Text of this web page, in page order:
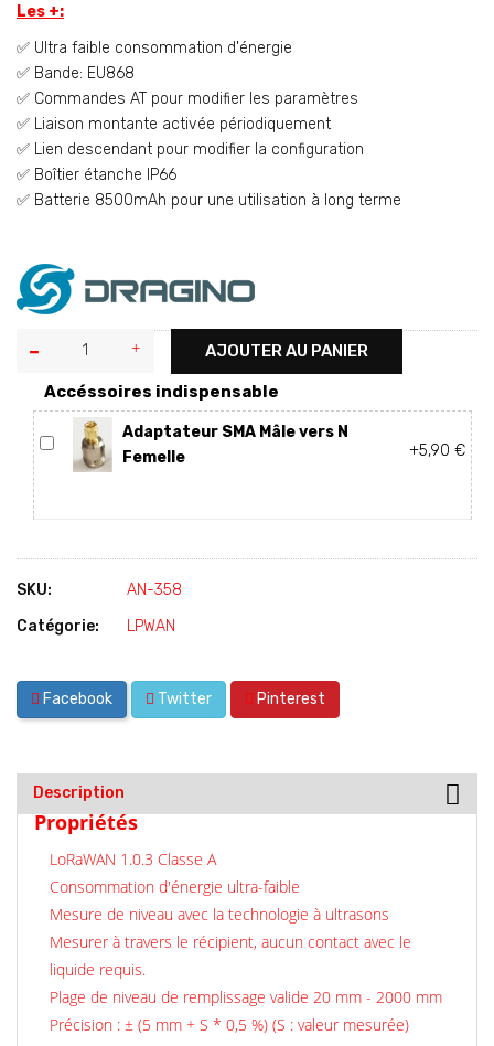
Les +:
✅ Ultra faible consommation d'énergie
✅ Bande: EU868
✅ Commandes AT pour modifier les paramètres
✅ Liaison montante activée périodiquement
✅ Lien descendant pour modifier la configuration
✅ Boîtier étanche IP66
✅ Batterie 8500mAh pour une utilisation à long terme
AJOUTER AU PANIER
Accéssoires indispensable
Adaptateur SMA Mâle vers N
Femelle
+5,90 €
SKU:
AN-358
Catégorie:
LPWAN
Facebook Twitter Pinterest
Description
Propriétés
LoRaWAN 1.0.3 Classe A
Consommation d'énergie ultra-faible
Mesure de niveau avec la technologie à ultrasons
Mesurer à travers le récipient, aucun contact avec le
liquide requis.
Plage de niveau de remplissage valide 20 mm - 2000 mm
Précision : ± (5 mm + S * 0,5 %) (S : valeur mesurée)